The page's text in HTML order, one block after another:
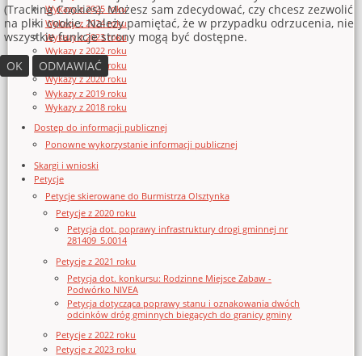
Wykazy z 2025 roku
Wykazy z 2024 roku
Wykazy z 2023 roku
Wykazy z 2022 roku
Wykazy z 2021 roku
Wykazy z 2020 roku
Wykazy z 2019 roku
Wykazy z 2018 roku
Dostęp do informacji publicznej
Ponowne wykorzystanie informacji publicznej
Skargi i wnioski
Petycje
Petycje skierowane do Burmistrza Olsztynka
Petycje z 2020 roku
Petycja dot. poprawy infrastruktury drogi gminnej nr
281409_5.0014
Petycje z 2021 roku
Petycja dot. konkursu: Rodzinne Miejsce Zabaw -
Podwórko NIVEA
Petycja dotycząca poprawy stanu i oznakowania dwóch
odcinków dróg gminnych biegących do granicy gminy
Petycje z 2022 roku
Petycje z 2023 roku
(Tracking Cookies). Możesz sam zdecydować, czy chcesz zezwolić
na pliki cookie. Należy pamiętać, że w przypadku odrzucenia, nie
wszystkie funkcje strony mogą być dostępne.
OK
ODMAWIAĆ